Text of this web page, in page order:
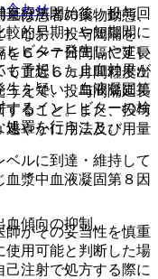
療法開始後、投与回
的早期）や短期間に
ヒビター発生しやすい
も予想した止血効果が
生を疑い、血液凝固第
するインヒビターの検
処置を行うこと。
ルに到達・維持して
漿中血液凝固第８因
がその妥当性を慎重
使用可能と判断した場
注射で処方する際に
は患者の薬物動態、
。なお、投与間隔を
を６〜７日間隔に延長
て直近６ヵ月間程度出
うえで、投与間隔延長
すること。また、投与
速やかに用法及び用量
傾向の抑制。
合わせ